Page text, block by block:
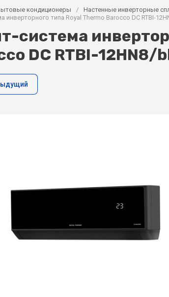
кондиционеры / Настенные инверторные
инверторного типа Royal Thermo Barocco DC RTBI-
система
DC RTBI-12HN8/